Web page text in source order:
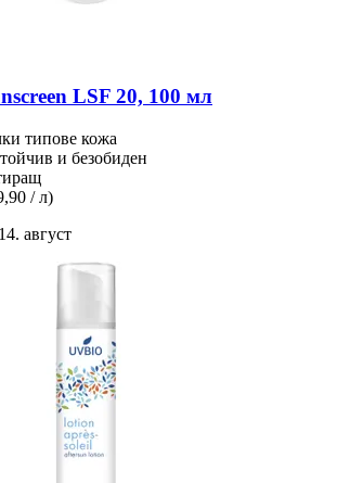
LSF 20, 100 мл
типове кожа
и безобиден
/ л)
август